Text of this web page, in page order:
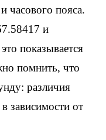
часового пояса.
и
показывается
помнить, что
различия
зависимости от